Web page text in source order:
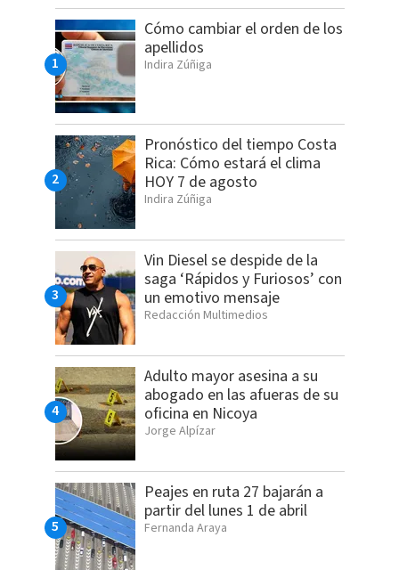
Cómo cambiar el orden de los
apellidos
Indira Zúñiga
Pronóstico del tiempo Costa
Rica: Cómo estará el clima
HOY 7 de agosto
Indira Zúñiga
Vin Diesel se despide de la
saga ‘Rápidos y Furiosos’ con
un emotivo mensaje
Redacción Multimedios
Adulto mayor asesina a su
abogado en las afueras de su
oficina en Nicoya
Jorge Alpízar
Peajes en ruta 27 bajarán a
partir del lunes 1 de abril
Fernanda Araya